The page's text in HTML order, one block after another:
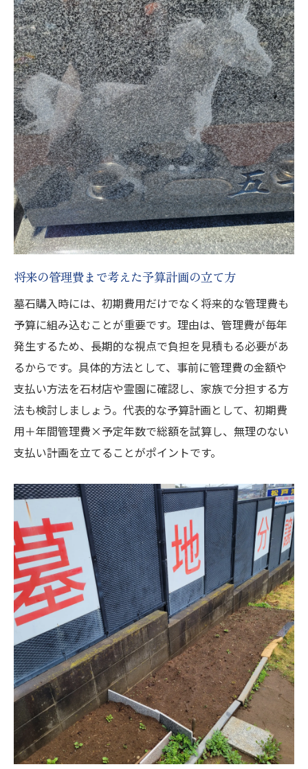
将来の管理費まで考えた予算計画の立て方
墓石購入時には、初期費用だけでなく将来的な管理費も
予算に組み込むことが重要です。理由は、管理費が毎年
発生するため、長期的な視点で負担を見積もる必要があ
るからです。具体的方法として、事前に管理費の金額や
支払い方法を石材店や霊園に確認し、家族で分担する方
法も検討しましょう。代表的な予算計画として、初期費
用＋年間管理費×予定年数で総額を試算し、無理のない
支払い計画を立てることがポイントです。